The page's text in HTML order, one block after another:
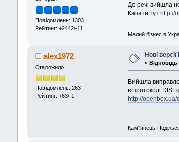
Повідомлень: 1303
Рейтинг: +2442/-11
До речі вийшла
Качати тут http://
Малий бізнес в
alex1972
Старожило
Повідомлень: 263
Рейтинг: +63/-1
Нові
« Відповідь
Вийшла
в протоколі
http://
Кам"янець-